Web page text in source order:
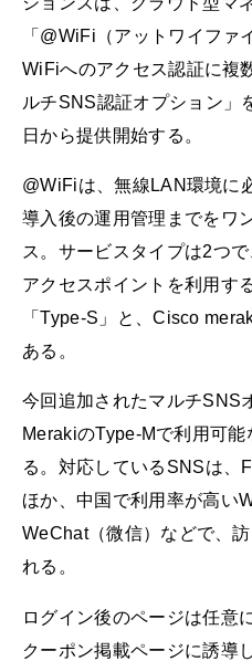
「@WiFi（アットワイファ
WiFiへのアクセス認証に複
ルチSNS認証オプション」
日から提供開始する。
@WiFiは、無線LAN環境に
導入後の運用管理までをワ
ス。サービスタイプは2つ
アクセスポイントを利用す
「Type-S」と、Cisco
ある。
今回追加されたマルチSNS
MerakiのType-Mで利用可
る。対応しているSNSは、
ほか、中国で利用率が高い
WeChat（微信）などで、
れる。
ログイン後のページは任意
クーポン掲載ページに誘導